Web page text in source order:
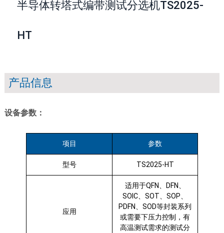
半导体转塔式编带测试分选机TS2025-
HT
产品信息
设备参数：
项目 参数
型号 TS2025-HT
应用
适用于QFN、DFN、
SOIC、SOT、SOP、
PDFN、SOD等封装系列
或需要下压力控制，有
高温测试需求的测试分